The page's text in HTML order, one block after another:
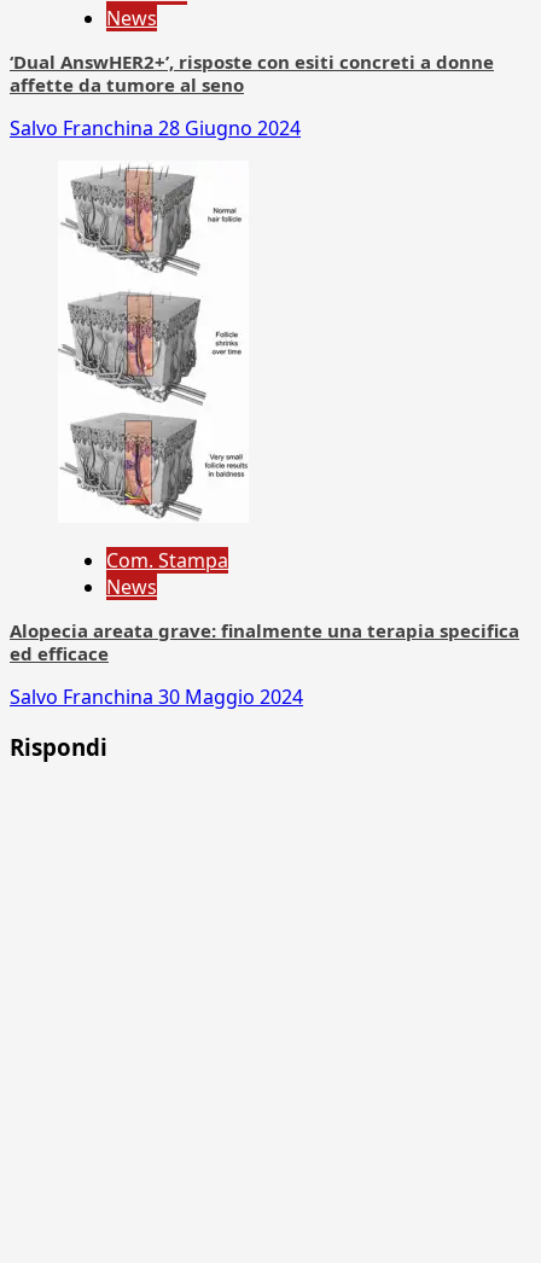
News
‘Dual AnswHER2+’, risposte con esiti concreti a donne
affette da tumore al seno
Salvo Franchina 28 Giugno 2024
Com. Stampa
News
Alopecia areata grave: finalmente una terapia specifica
ed efficace
Salvo Franchina 30 Maggio 2024
Rispondi